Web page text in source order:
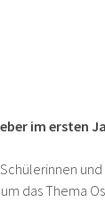
im ersten
das Thema